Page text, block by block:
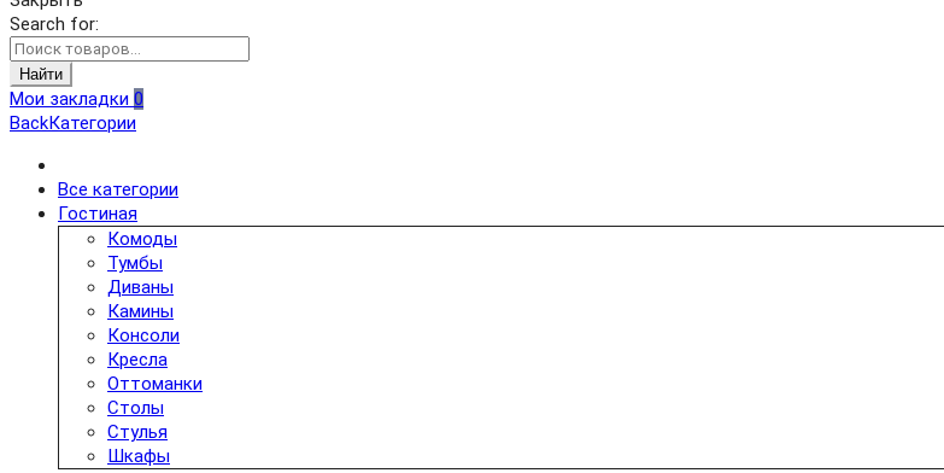
Search for:
Найти
Мои закладки 0
BackКатегории
Все категории
Гостиная
Комоды
Тумбы
Диваны
Камины
Консоли
Кресла
Оттоманки
Столы
Стулья
Шкафы